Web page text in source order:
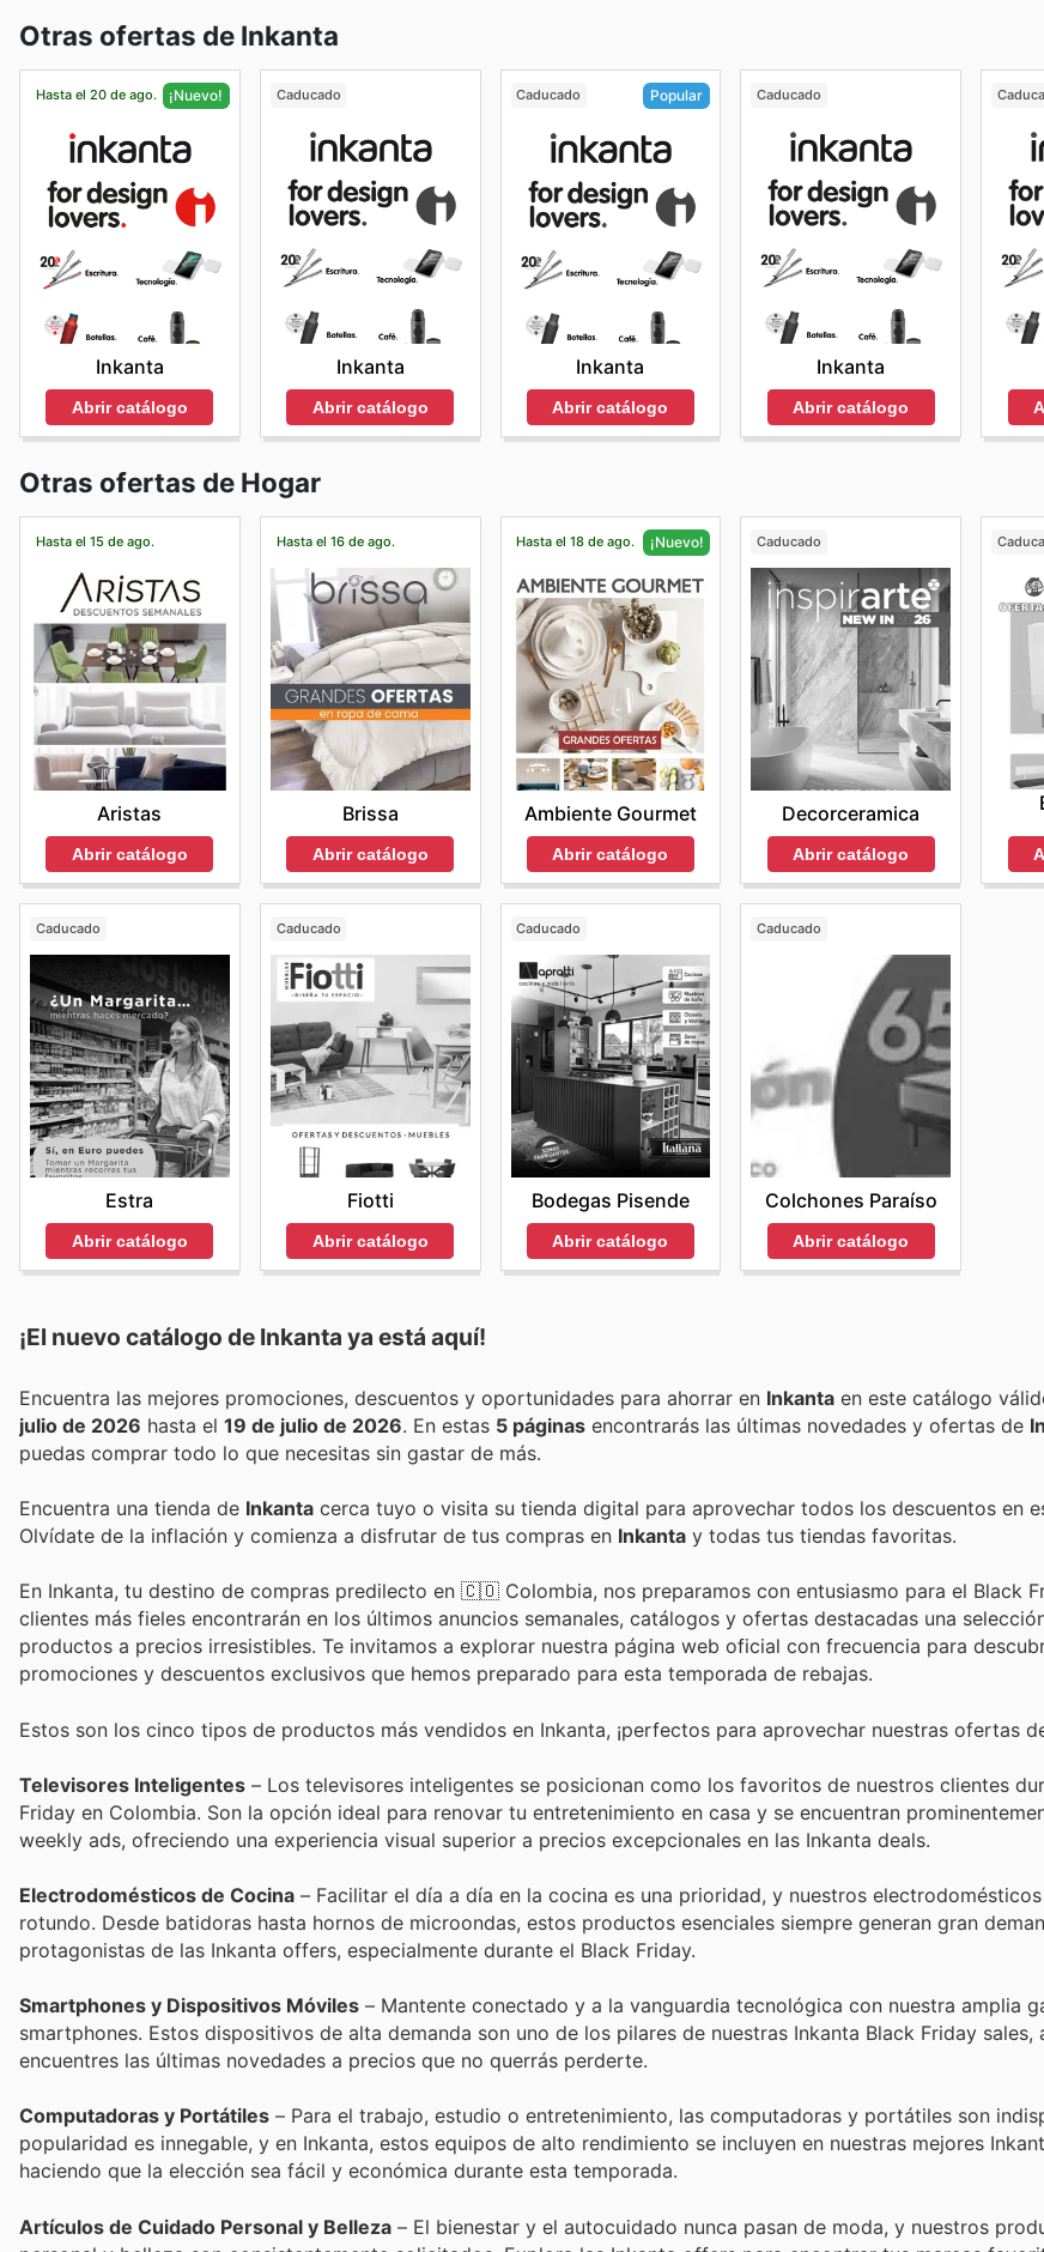
Otras ofertas de Inkanta
Hasta el 20 de ago. ¡Nuevo!
Inkanta
Abrir catálogo
Caducado
Inkanta
Abrir catálogo
Caducado Popular
Inkanta
Abrir catálogo
Caducado
Inkanta
Abrir catálogo
Otras ofertas de Hogar
Hasta el 15 de ago.
Aristas
Abrir catálogo
Hasta el 16 de ago.
Brissa
Abrir catálogo
Hasta el 18 de ago. ¡Nuevo!
Ambiente Gourmet
Abrir catálogo
Caducado
Decorceramica
Abrir catálogo
Caducado
Estra
Abrir catálogo
Caducado
Fiotti
Abrir catálogo
Caducado
Bodegas Pisende
Abrir catálogo
Caducado
Colchones Paraíso
Abrir catálogo
¡El nuevo catálogo de Inkanta ya está aquí!
Encuentra las mejores promociones, descuentos y oportunidades para ahorrar en Inkanta en este catálogo
julio de 2026 hasta el 19 de julio de 2026 . En estas 5 páginas encontrarás las últimas novedades y ofertas de
puedas comprar todo lo que necesitas sin gastar de más.
Encuentra una tienda de Inkanta cerca tuyo o visita su tienda digital para aprovechar todos los descuentos en
Olvídate de la inflación y comienza a disfrutar de tus compras en Inkanta y todas tus tiendas favoritas.
En Inkanta, tu destino de compras predilecto en 🇨🇴 Colombia, nos preparamos con entusiasmo para el Black
clientes más fieles encontrarán en los últimos anuncios semanales, catálogos y ofertas destacadas una
productos a precios irresistibles. Te invitamos a explorar nuestra página web oficial con frecuencia para
promociones y descuentos exclusivos que hemos preparado para esta temporada de rebajas.
Estos son los cinco tipos de productos más vendidos en Inkanta, ¡perfectos para aprovechar nuestras ofertas
Televisores Inteligentes – Los televisores inteligentes se posicionan como los favoritos de nuestros clientes
Friday en Colombia. Son la opción ideal para renovar tu entretenimiento en casa y se encuentran
weekly ads, ofreciendo una experiencia visual superior a precios excepcionales en las Inkanta deals.
Electrodomésticos de Cocina – Facilitar el día a día en la cocina es una prioridad, y nuestros
rotundo. Desde batidoras hasta hornos de microondas, estos productos esenciales siempre generan gran
protagonistas de las Inkanta offers, especialmente durante el Black Friday.
Smartphones y Dispositivos Móviles – Mantente conectado y a la vanguardia tecnológica con nuestra amplia
smartphones. Estos dispositivos de alta demanda son uno de los pilares de nuestras Inkanta Black Friday sales,
encuentres las últimas novedades a precios que no querrás perderte.
Computadoras y Portátiles – Para el trabajo, estudio o entretenimiento, las computadoras y portátiles son
popularidad es innegable, y en Inkanta, estos equipos de alto rendimiento se incluyen en nuestras mejores
haciendo que la elección sea fácil y económica durante esta temporada.
Artículos de Cuidado Personal y Belleza – El bienestar y el autocuidado nunca pasan de moda, y nuestros